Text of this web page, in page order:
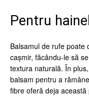
Pentru
Balsamul de rufe poate
cașmir, făcându-le să
textura naturală. În
balsam pentru a
fibre oferă deja această